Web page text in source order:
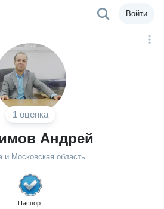
Войти
1 оценка
Андрей
и Московская область
Паспорт